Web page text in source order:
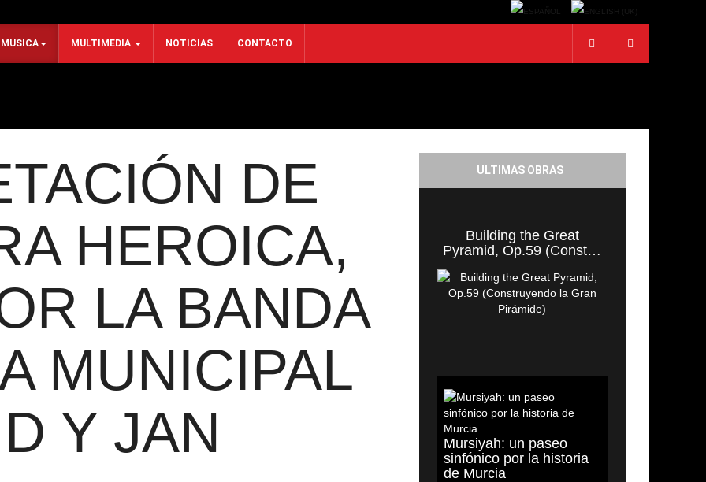
MUSICA MULTIMEDIA NOTICIAS CONTACTO
DE
HEROICA,
LA BANDA
MUNICIPAL
Y JAN
ULTIMAS OBRAS
Building the Great
Pyramid, Op.59 (Const…
Mursiyah: un paseo
sinfónico por la historia
de Murcia